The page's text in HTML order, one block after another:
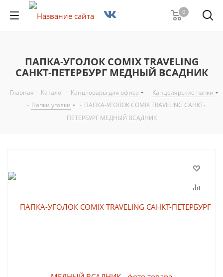
0
ПАПКА-УГОЛОК COMIX TRAVELING
САНКТ-ПЕТЕРБУРГ МЕДНЫЙ ВСАДНИК
Главная - Каталог - Канцтовары для офиса - Канцелярские папки
- Папки уголки - ПАПКА-УГОЛОК COMIX TRAVELING САНКТ-
ПЕТЕРБУРГ МЕДНЫЙ ВСАДНИК